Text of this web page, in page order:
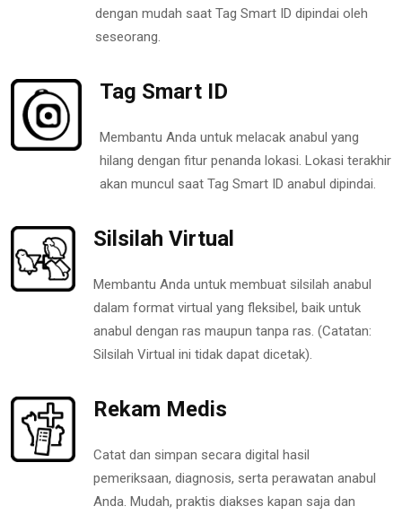
dengan mudah saat Tag Smart ID dipindai oleh
seseorang.
Tag Smart ID
Membantu Anda untuk melacak anabul yang
hilang dengan fitur penanda lokasi. Lokasi terakhir
akan muncul saat Tag Smart ID anabul dipindai.
Silsilah Virtual
Membantu Anda untuk membuat silsilah anabul
dalam format virtual yang fleksibel, baik untuk
anabul dengan ras maupun tanpa ras. (Catatan:
Silsilah Virtual ini tidak dapat dicetak).
Rekam Medis
Catat dan simpan secara digital hasil
pemeriksaan, diagnosis, serta perawatan anabul
Anda. Mudah, praktis diakses kapan saja dan